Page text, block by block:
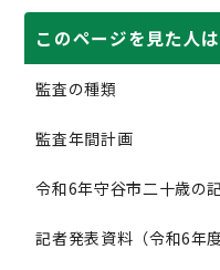
このページを見た人
監査の種類
監査年間計画
令和6年守谷市二十歳の
記者発表資料（令和6年度